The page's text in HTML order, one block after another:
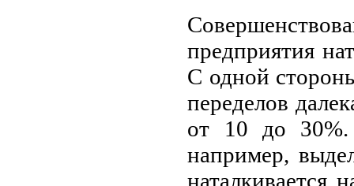
предприятия
С одной
переделов
от 10 до 30%.
например,
наталкивается